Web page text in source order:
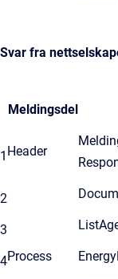
Svar fra
Meldingsdel
1 Header
2
3
4Process